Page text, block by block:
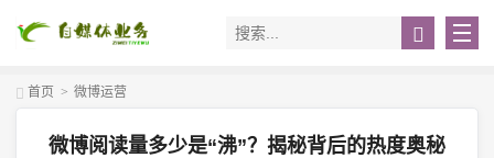
首页 > 微博运营
微博阅读量多少是“沸”？揭秘背后的热度奥秘